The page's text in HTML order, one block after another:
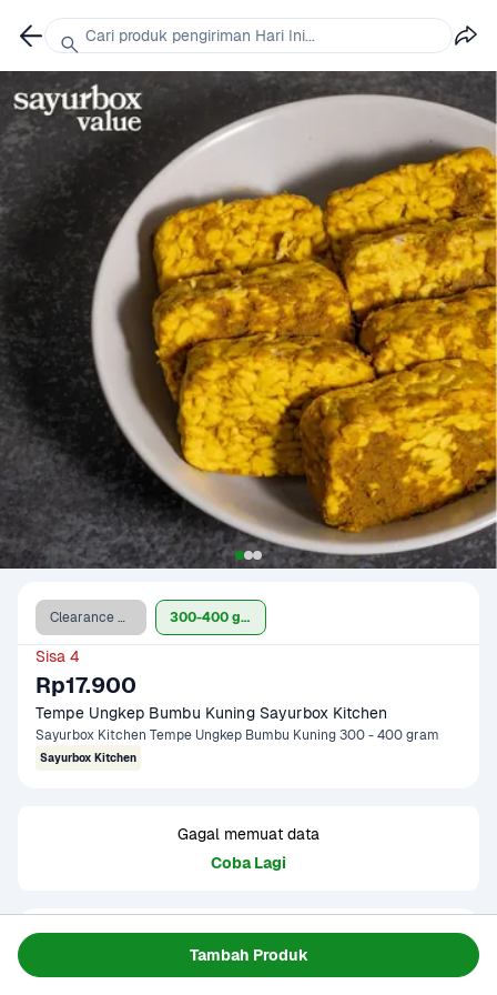
Tambah Produk
Clearance Sale 300-400 gram
Sisa 4
Rp17.900
Tempe Ungkep Bumbu Kuning Sayurbox Kitchen
Sayurbox Kitchen Tempe Ungkep Bumbu Kuning 300 - 400 gram
Sayurbox Kitchen
Gagal memuat data
Coba Lagi
Informasi Produk
Tempe yang telah diungkep dengan bumbu kuning
Cari produk pengiriman Hari Ini...